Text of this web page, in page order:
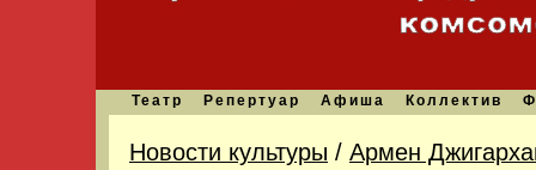
Театр Репертуар Афиша Коллектив
Новости культуры / Армен